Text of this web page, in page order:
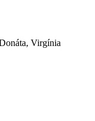
Virgínia